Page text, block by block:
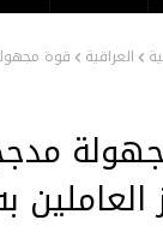
العراقية قوة